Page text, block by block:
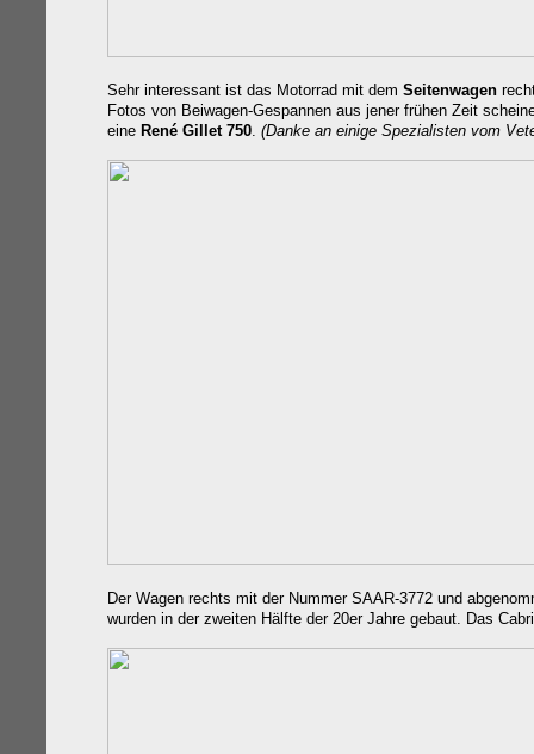
Sehr interessant ist das Motorrad mit dem Seitenwagen
Fotos von Beiwagen-Gespannen aus jener frühen Zeit
eine René Gillet 750. (Danke an einige Spezialisten vom
Der Wagen rechts mit der Nummer SAAR-3772 und
wurden in der zweiten Hälfte der 20er Jahre gebaut. Das